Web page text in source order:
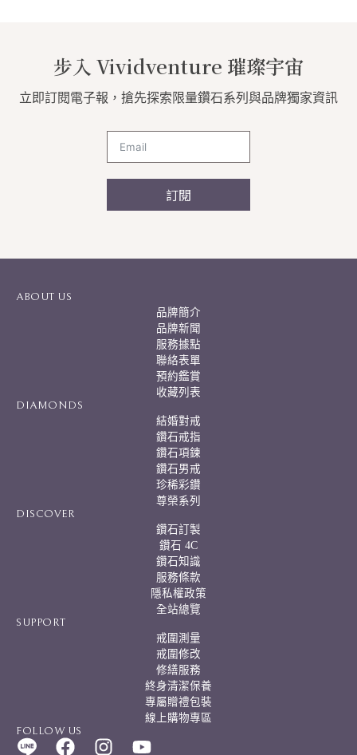
步入 Vividventure 璀璨宇宙
立即訂閱電子報，搶先探索限量鑽石系列與品牌獨家資訊
訂閱
t
ABOUT US
品牌簡介
品牌新聞
服務據點
聯絡表單
預約鑑賞
收藏列表
DIAMONDS
結婚對戒
鑽石戒指
鑽石項鍊
鑽石男戒
珍稀彩鑽
尊榮系列
DISCOVER
鑽石訂製
鑽石 4C
鑽石知識
服務條款
隱私權政策
全站總覽
SUPPORT
戒圍測量
戒圍修改
修繕服務
終身清潔保養
專屬贈禮包裝
線上購物專區
FOLLOW US